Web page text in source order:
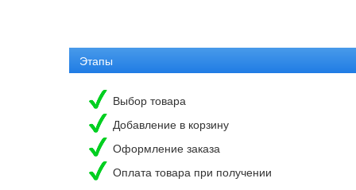
Этапы
Выбор товара
Добавление в корзину
Оформление заказа
Оплата товара при получении